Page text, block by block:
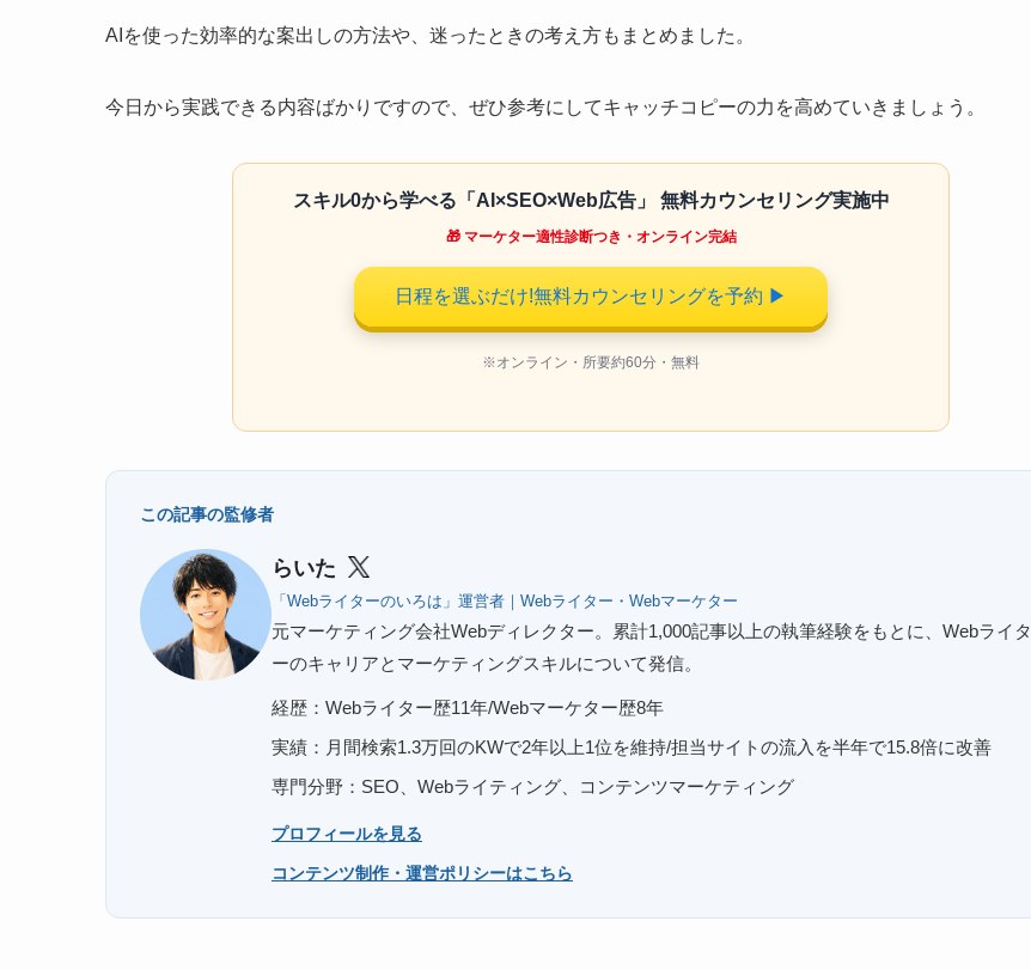
AIを使った効率的な案出しの方法や、迷ったときの考え方もまとめました。
今日から実践できる内容ばかりですので、ぜひ参考にしてキャッチコピーの力を高めていきましょう。
スキル0から学べる「AI×SEO×Web広告」 無料カウンセリング実施中
🎁 マーケター適性診断つき・オンライン完結
日程を選ぶだけ!無料カウンセリングを予約 ▶
※オンライン・所要約60分・無料
この記事の監修者
らいた
「Webライターのいろは」運営者｜Webライター・Webマーケター
元マーケティング会社Webディレクター。累計1,000記事以上の執筆経験をもとに、Webライタ
ーのキャリアとマーケティングスキルについて発信。
経歴：Webライター歴11年/Webマーケター歴8年
実績：月間検索1.3万回のKWで2年以上1位を維持/担当サイトの流入を半年で15.8倍に改善
専門分野：SEO、Webライティング、コンテンツマーケティング
プロフィールを見る
コンテンツ制作・運営ポリシーはこちら